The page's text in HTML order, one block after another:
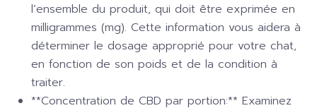
l’ensemble du produit, qui doit être exprimée en
milligrammes (mg). Cette information vous aidera à
déterminer le dosage approprié pour votre chat,
en fonction de son poids et de la condition à
traiter.
**Concentration de CBD par portion:** Examinez